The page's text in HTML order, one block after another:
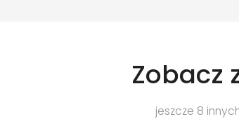
Zobacz
jeszcze 8